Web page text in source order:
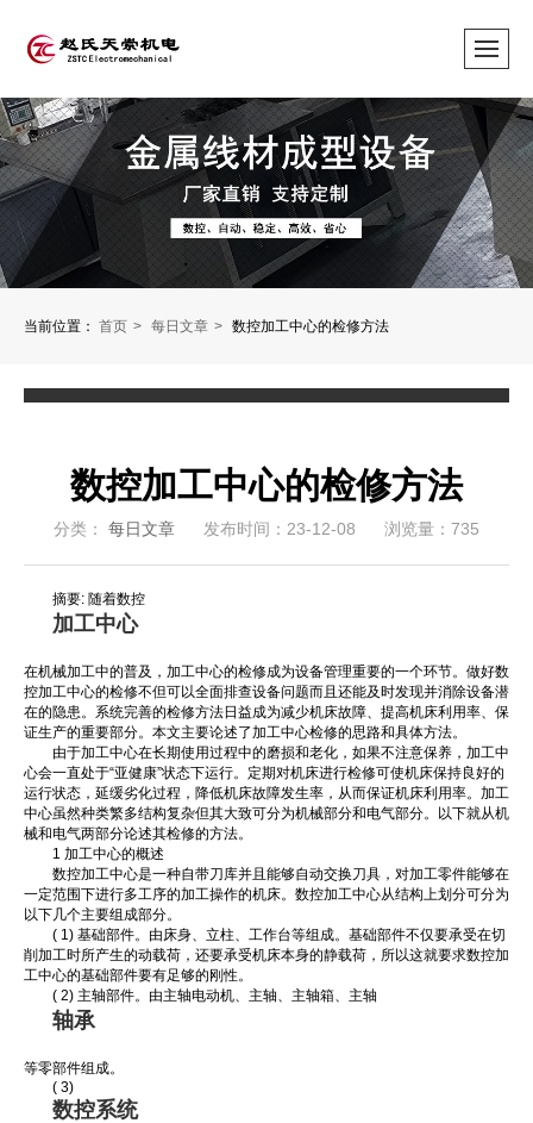
当前位置： 首页 每日文章 数控加工中心的检修方法
数控加工中心的检修方法
分类： 每日文章 发布时间：23-12-08 浏览量：735
摘要: 随着数控
加工中心
在机械加工中的普及，加工中心的检修成为设备管理重要的一个环节。做好数
控加工中心的检修不但可以全面排查设备问题而且还能及时发现并消除设备潜
在的隐患。系统完善的检修方法日益成为减少机床故障、提高机床利用率、保
证生产的重要部分。本文主要论述了加工中心检修的思路和具体方法。
由于加工中心在长期使用过程中的磨损和老化，如果不注意保养，加工中
心会一直处于“亚健康”状态下运行。定期对机床进行检修可使机床保持良好的
运行状态，延缓劣化过程，降低机床故障发生率，从而保证机床利用率。加工
中心虽然种类繁多结构复杂但其大致可分为机械部分和电气部分。以下就从机
械和电气两部分论述其检修的方法。
1 加工中心的概述
数控加工中心是一种自带刀库并且能够自动交换刀具，对加工零件能够在
一定范围下进行多工序的加工操作的机床。数控加工中心从结构上划分可分为
以下几个主要组成部分。
( 1) 基础部件。由床身、立柱、工作台等组成。基础部件不仅要承受在切
削加工时所产生的动载荷，还要承受机床本身的静载荷，所以这就要求数控加
工中心的基础部件要有足够的刚性。
( 2) 主轴部件。由主轴电动机、主轴、主轴箱、主轴
轴承
等零部件组成。
( 3)
数控系统